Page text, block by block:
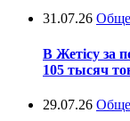
31.07.26
В Жетісу за
105 тысяч
29.07.26